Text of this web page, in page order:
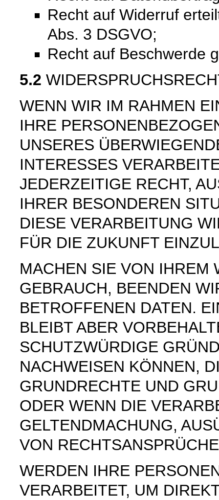
Recht auf Widerruf
Abs. 3 DSGVO;
Recht auf Beschwerde
5.2
WENN WIR IM RAHMEN
IHRE
UNSERES
INTERESSES
JEDERZEITIGE RECHT,
IHRER BESONDEREN
DIESE VERARBEITUNG
FÜR DIE ZUKUNFT
MACHEN SIE VON IHREM
GEBRAUCH, BEENDEN
BETROFFENEN DATEN.
BLEIBT ABER
SCHUTZWÜRDIGE
NACHWEISEN KÖNNEN,
GRUNDRECHTE UND
ODER WENN DIE
GELTENDMACHUNG,
VON
WERDEN IHRE
VERARBEITET, UM